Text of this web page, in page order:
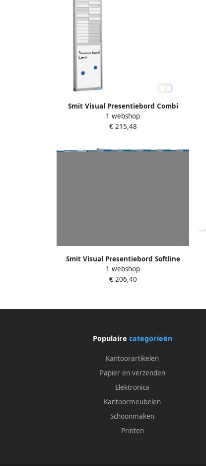
Smit Visual Presentiebord Combi
Softline 16mm graveer 20 pos. NL
52x24cm
1 webshop
€ 215,48
Smit Visual Presentiebord Softline
profiel 8mm IN OUT 60x70cm
1 webshop
€ 206,40
Populaire categorieën
Kantoorartikelen
Papier en verzenden
Elektronica
Kantoormeubelen
Schoonmaken
Printen